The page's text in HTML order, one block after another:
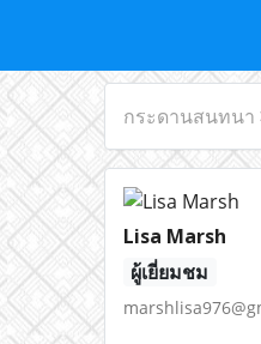
กระดานสนทนา
Lisa Marsh
ผู้เยี่ยมชม